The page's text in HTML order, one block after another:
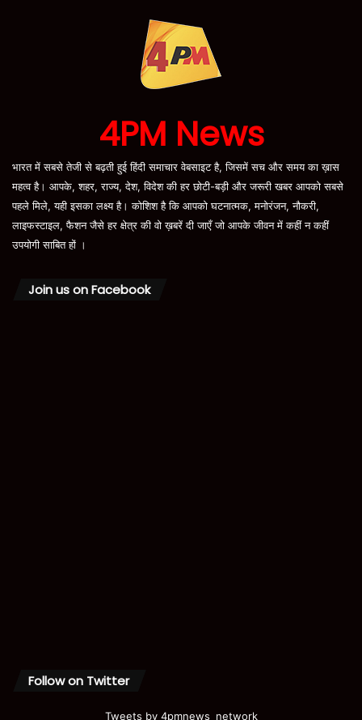
4PM News
भारत में सबसे तेजी से बढ़ती हुई हिंदी समाचार वेबसाइट है, जिसमें सच और समय का ख़ास
महत्व है। आपके, शहर, राज्य, देश, विदेश की हर छोटी-बड़ी और जरूरी खबर आपको सबसे
पहले मिले, यही इसका लक्ष्य है। कोशिश है कि आपको घटनात्मक, मनोरंजन, नौकरी,
लाइफस्टाइल, फैशन जैसे हर क्षेत्र की वो ख़बरें दी जाएँ जो आपके जीवन में कहीं न कहीं
उपयोगी साबित हों ।
Join us on Facebook
Follow on Twitter
Tweets by 4pmnews_network